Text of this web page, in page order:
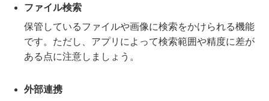
ファイル検索
保管しているファイルや画像に検索をかけられる機能
です。ただし、アプリによって検索範囲や精度に差が
ある点に注意しましょう。
外部連携